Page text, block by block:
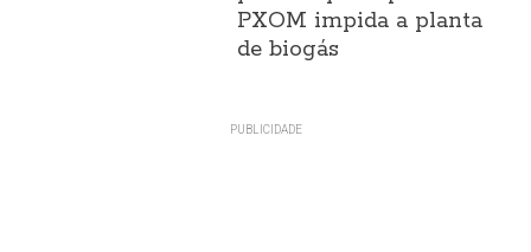
PXOM impida a planta
de biogás